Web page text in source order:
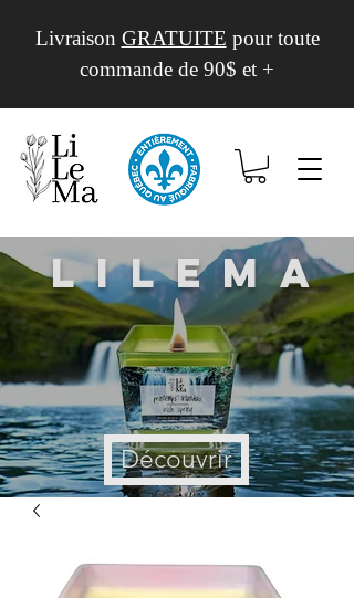
Livraison GRATUITE pour toute
commande de 90$ et +
Lilema
Découvrir